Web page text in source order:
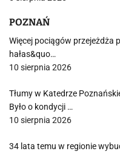
POZNAŃ
Więcej pociągów przejeżdża
hałas&quo…
10 sierpnia 2026
Tłumy w Katedrze
Było o kondycji …
10 sierpnia 2026
34 lata temu w regionie